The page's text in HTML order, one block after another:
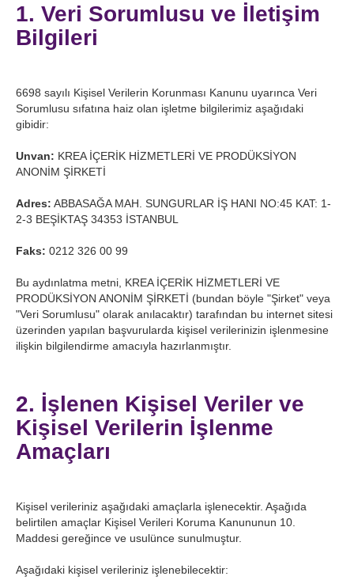
1. Veri Sorumlusu ve İletişim
Bilgileri
6698 sayılı Kişisel Verilerin Korunması Kanunu uyarınca Veri
Sorumlusu sıfatına haiz olan işletme bilgilerimiz aşağıdaki
gibidir:
Unvan: KREA İÇERİK HİZMETLERİ VE PRODÜKSİYON
ANONİM ŞİRKETİ
Adres: ABBASAĞA MAH. SUNGURLAR İŞ HANI NO:45 KAT: 1-
2-3 BEŞİKTAŞ 34353 İSTANBUL
Faks: 0212 326 00 99
Bu aydınlatma metni, KREA İÇERİK HİZMETLERİ VE
PRODÜKSİYON ANONİM ŞİRKETİ (bundan böyle "Şirket" veya
"Veri Sorumlusu" olarak anılacaktır) tarafından bu internet sitesi
üzerinden yapılan başvurularda kişisel verilerinizin işlenmesine
ilişkin bilgilendirme amacıyla hazırlanmıştır.
2. İşlenen Kişisel Veriler ve
Kişisel Verilerin İşlenme
Amaçları
Kişisel verileriniz aşağıdaki amaçlarla işlenecektir. Aşağıda
belirtilen amaçlar Kişisel Verileri Koruma Kanununun 10.
Maddesi gereğince ve usulünce sunulmuştur.
Aşağıdaki kişisel verileriniz işlenebilecektir: